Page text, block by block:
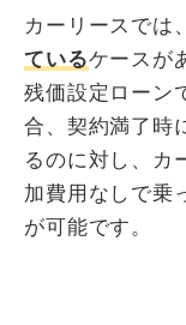
カーリースでは、
ているケースが
残価設定ローン
合、契約満了時
るのに対し、カ
加費用なしで乗
が可能です。